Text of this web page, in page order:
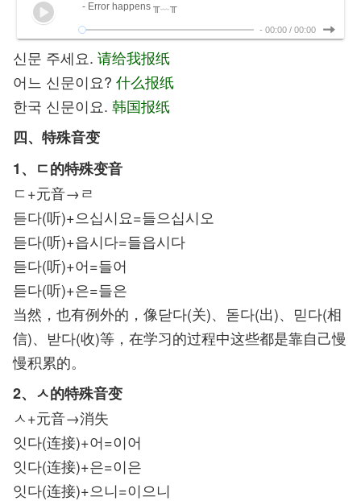
- Error happens ╥﹏╥
- 00:00 / 00:00
신문 주세요. 请给我报纸
어느 신문이요? 什么报纸
한국 신문이요. 韩国报纸
四、特殊音变
1、ㄷ的特殊变音
ㄷ+元音→ㄹ
듣다(听)+으십시요=들으십시오
듣다(听)+읍시다=들읍시다
듣다(听)+어=들어
듣다(听)+은=들은
当然，也有例外的，像닫다(关)、돋다(出)、믿다(相
信)、받다(收)等，在学习的过程中这些都是靠自己慢
慢积累的。
2、ㅅ的特殊音变
ㅅ+元音→消失
잇다(连接)+어=이어
잇다(连接)+은=이은
잇다(连接)+으니=이으니